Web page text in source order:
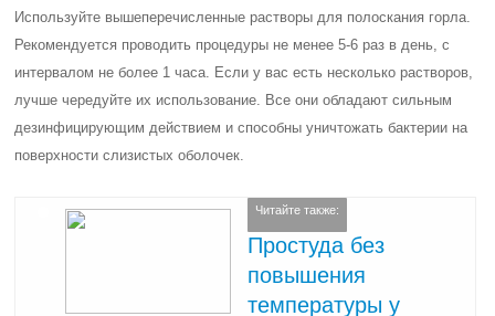
Используйте вышеперечисленные растворы для полоскания горла.
Рекомендуется проводить процедуры не менее 5-6 раз в день, с
интервалом не более 1 часа. Если у вас есть несколько растворов,
лучше чередуйте их использование. Все они обладают сильным
дезинфицирующим действием и способны уничтожать бактерии на
поверхности слизистых оболочек.
Читайте также:
Простуда без
повышения
температуры у